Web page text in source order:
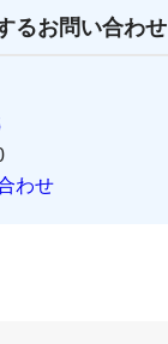
るお問い合わせ
わせ